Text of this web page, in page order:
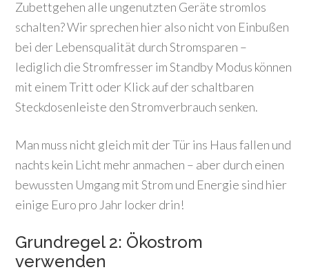
Zubettgehen alle ungenutzten Geräte stromlos
schalten? Wir sprechen hier also nicht von Einbußen
bei der Lebensqualität durch Stromsparen –
lediglich die Stromfresser im Standby Modus können
mit einem Tritt oder Klick auf der schaltbaren
Steckdosenleiste den Stromverbrauch senken.
Man muss nicht gleich mit der Tür ins Haus fallen und
nachts kein Licht mehr anmachen – aber durch einen
bewussten Umgang mit Strom und Energie sind hier
einige Euro pro Jahr locker drin!
Grundregel 2: Ökostrom
verwenden